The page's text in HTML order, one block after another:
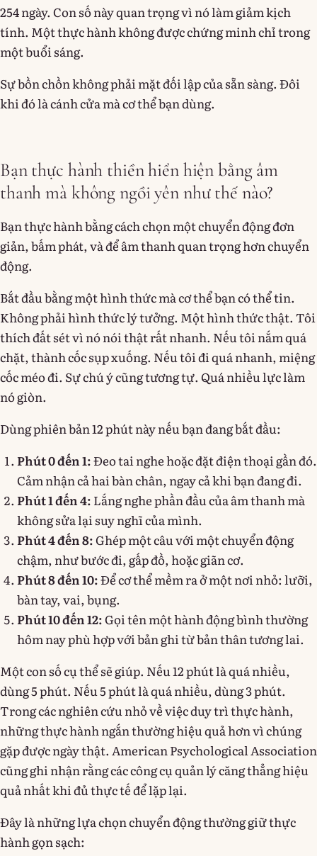
254 ngày. Con số này quan trọng vì nó làm giảm kịch
tính. Một thực hành không được chứng minh chỉ trong
một buổi sáng.
Sự bồn chồn không phải mặt đối lập của sẵn sàng. Đôi
khi đó là cánh cửa mà cơ thể bạn dùng.
Bạn thực hành thiền hiển hiện bằng âm
thanh mà không ngồi yên như thế nào?
Bạn thực hành bằng cách chọn một chuyển động đơn
giản, bấm phát, và để âm thanh quan trọng hơn chuyển
động.
Bắt đầu bằng một hình thức mà cơ thể bạn có thể tin.
Không phải hình thức lý tưởng. Một hình thức thật. Tôi
thích đất sét vì nó nói thật rất nhanh. Nếu tôi nắm quá
chặt, thành cốc sụp xuống. Nếu tôi đi quá nhanh, miệng
cốc méo đi. Sự chú ý cũng tương tự. Quá nhiều lực làm
nó giòn.
Dùng phiên bản 12 phút này nếu bạn đang bắt đầu:
Phút 0 đến 1:Đeo tai nghe hoặc đặt điện thoại gần đó.
Cảm nhận cả hai bàn chân, ngay cả khi bạn đang đi.
Phút 1 đến 4: Lắng nghe phần đầu của âm thanh mà
không sửa lại suy nghĩ của mình.
Phút 4 đến 8:Ghép một câu với một chuyển động
chậm, như bước đi, gấp đồ, hoặc giãn cơ.
Phút 8 đến 10:Để cơ thể mềm ra ở một nơi nhỏ: lưỡi,
bàn tay, vai, bụng.
Phút 10 đến 12:Gọi tên một hành động bình thường
hôm nay phù hợp với bản ghi từ bản thân tương lai.
Một con số cụ thể sẽ giúp. Nếu 12 phút là quá nhiều,
dùng 5 phút. Nếu 5 phút là quá nhiều, dùng 3 phút.
Trong các nghiên cứu nhỏ về việc duy trì thực hành,
những thực hành ngắn thường hiệu quả hơn vì chúng
gặp được ngày thật. American Psychological Association
cũng ghi nhận rằng các công cụ quản lý căng thẳng hiệu
quả nhất khi đủ thực tế để lặp lại.
Đây là những lựa chọn chuyển động thường giữ thực
hành gọn sạch: